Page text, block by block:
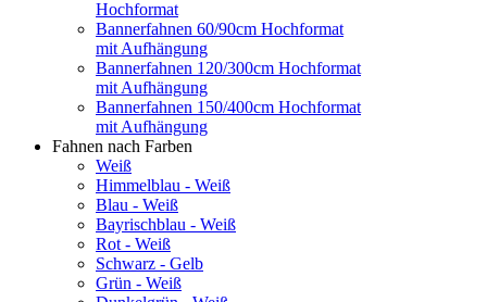
Hochformat
Bannerfahnen 60/90cm Hochformat
mit Aufhängung
Bannerfahnen 120/300cm Hochformat
mit Aufhängung
Bannerfahnen 150/400cm Hochformat
mit Aufhängung
Fahnen nach Farben
Weiß
Himmelblau - Weiß
Blau - Weiß
Bayrischblau - Weiß
Rot - Weiß
Schwarz - Gelb
Grün - Weiß